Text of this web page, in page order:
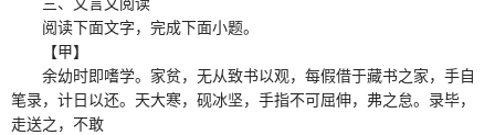
阅读下面文字，完成下面小题。
【甲】
余幼时即嗜学。家贫，无从致书以观，每假借于藏书之家，手自
笔录，计日以还。天大寒，砚冰坚，手指不可屈伸，弗之怠。录毕，
走送之，不敢